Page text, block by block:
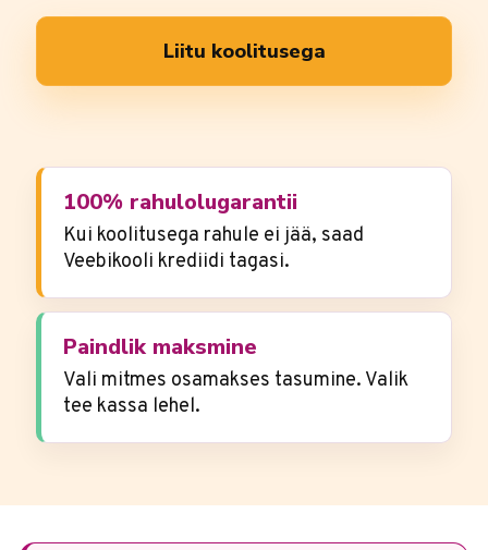
Liitu koolitusega
100% rahulolugarantii
Kui koolitusega rahule ei jää, saad
Veebikooli krediidi tagasi.
Paindlik maksmine
Vali mitmes osamakses tasumine. Valik
tee kassa lehel.